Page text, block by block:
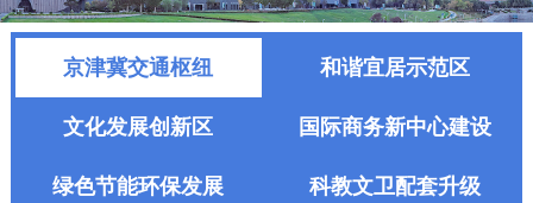
京津冀交通枢纽 和谐宜居示范区
文化发展创新区 国际商务新中心建设
绿色节能环保发展 科教文卫配套升级